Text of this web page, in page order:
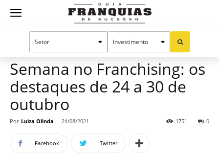
Guia
Manual do sucesso
Semana no Franchising: os
destaques de 24 a 30 de
outubro
Por Luiza Olinda - 24/08/2021 0
1751
Facebook Twitter